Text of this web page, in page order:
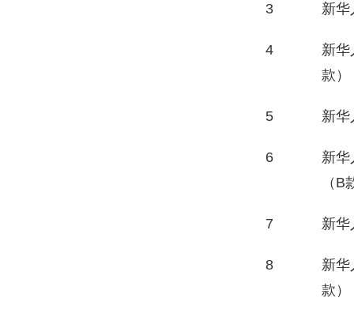
3 新华
4
新华
款）
5 新华
6
新华
（B
7 新华
8
新华
款）